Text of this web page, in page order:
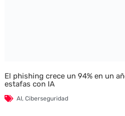
El phishing crece un 94% en un
estafas con IA
AI, Ciberseguridad